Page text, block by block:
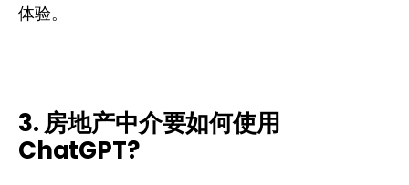
体验。
3. 房地产中介要如何使用
ChatGPT?